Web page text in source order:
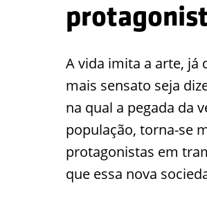
A vida imita a arte, já
mais sensato seja
na qual a pegada da
população, torna-se
protagonistas em
que essa nova